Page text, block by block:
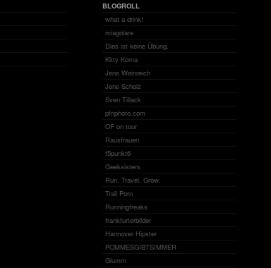
BLOGROLL
what a drink!
miagolare
Dies ist keine Übung.
Kitty Koma
Jens Weinreich
Jens Scholz
Sven Tillack
pfnphoto.com
OF on tour
Rausfrauen
f5punkt6
Geeksisters
Run. Travel. Grow.
Trail Porn
Runningfreaks
frankfurterbilder
Hannover Hipster
POMMESGIBTSIMMER
Glumm